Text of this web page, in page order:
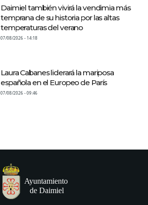
Daimiel también vivirá la vendimia más
temprana de su historia por las altas
temperaturas del verano
07/08/2026 - 14:18
Laura Cabanes liderará la mariposa
española en el Europeo de París
07/08/2026 - 09:46